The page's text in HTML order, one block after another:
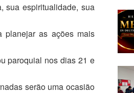
sua espiritualidade, sua
planejar as ações mais
paroquial nos dias 21 e
serão uma ocasião